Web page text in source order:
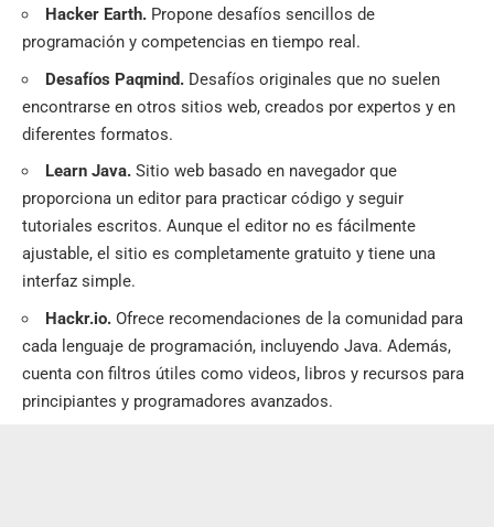
Hacker Earth. Propone desafíos sencillos de
programación y competencias en tiempo real.
Desafíos Paqmind. Desafíos originales que no suelen
encontrarse en otros sitios web, creados por expertos y en
diferentes formatos.
Learn Java. Sitio web basado en navegador que
proporciona un editor para practicar código y seguir
tutoriales escritos. Aunque el editor no es fácilmente
ajustable, el sitio es completamente gratuito y tiene una
interfaz simple.
Hackr.io. Ofrece recomendaciones de la comunidad para
cada lenguaje de programación, incluyendo Java. Además,
cuenta con filtros útiles como videos, libros y recursos para
principiantes y programadores avanzados.